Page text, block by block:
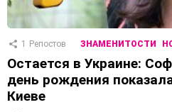
1 Репостов ЗНАМЕНИТОСТИ
Остается в Украине:
день рождения
Киеве